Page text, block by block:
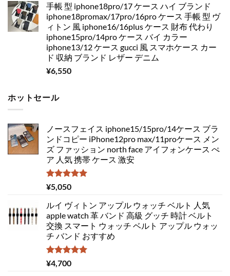
手帳 型 iphone18pro/17 ケース ハイ ブランド
iphone18promax/17pro/16pro ケース 手帳 型 ヴ
ィトン 風 iphone16/16plus ケース 財布 代わり
iphone15pro/14pro ケース バイ カラー
iphone13/12 ケース gucci 風 スマホケース カー
ド 収納 ブランド レザー デニム
¥6,550
ホットセール
ノースフェイス iphone15/15pro/14ケース ブラ
ンドコピー iPhone12pro max/11proケース メン
ズ ファッション north face アイフォンケース ぺ
ア 人気 携帯 ケース 激安
5段階中
5.00
¥5,050
ルイ ヴィトン アップル ウォッチ ベルト 人気
apple watch 革 バンド 高級 グッチ 時計 ベルト
交換 スマート ウォッチ ベルト アップル ウォッ
チ バンド おすすめ
5段階中
5.00
¥4,700